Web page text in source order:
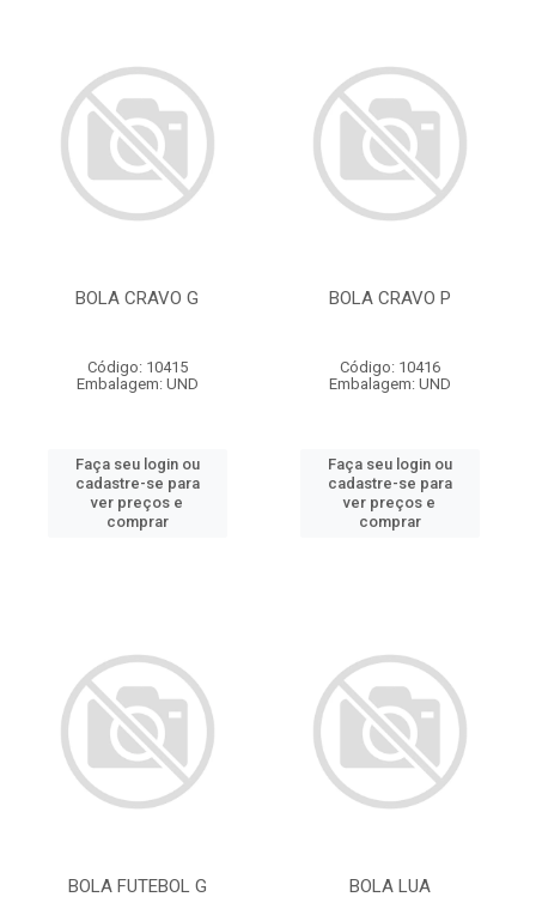
BOLA CRAVO G
Código: 10415
Embalagem: UND
Faça seu login ou
cadastre-se para
ver preços e
comprar
BOLA CRAVO P
Código: 10416
Embalagem: UND
Faça seu login ou
cadastre-se para
ver preços e
comprar
BOLA FUTEBOL G BOLA LUA